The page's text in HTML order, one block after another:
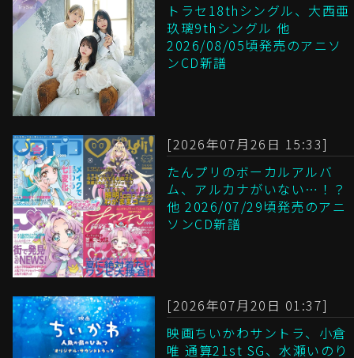
トラセ18thシングル、大西亜
玖璃9thシングル 他
2026/08/05頃発売のアニソ
ンCD新譜
[2026年07月26日 15:33]
たんプリのボーカルアルバ
ム、アルカナがいない…！？
他 2026/07/29頃発売のアニ
ソンCD新譜
[2026年07月20日 01:37]
映画ちいかわサントラ、小倉
唯 通算21st SG、水瀬いのり